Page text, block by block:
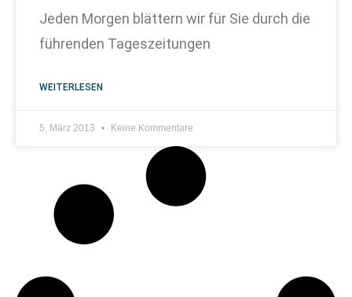
Jeden Morgen blättern wir für Sie durch die
führenden Tageszeitungen
WEITERLESEN
5. März 2013 Keine Kommentare